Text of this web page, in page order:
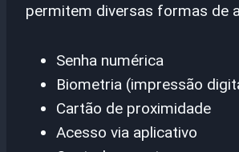
permitem diversas formas de
Senha numérica
Biometria (impressão
Cartão de proximidade
Acesso via aplicativo